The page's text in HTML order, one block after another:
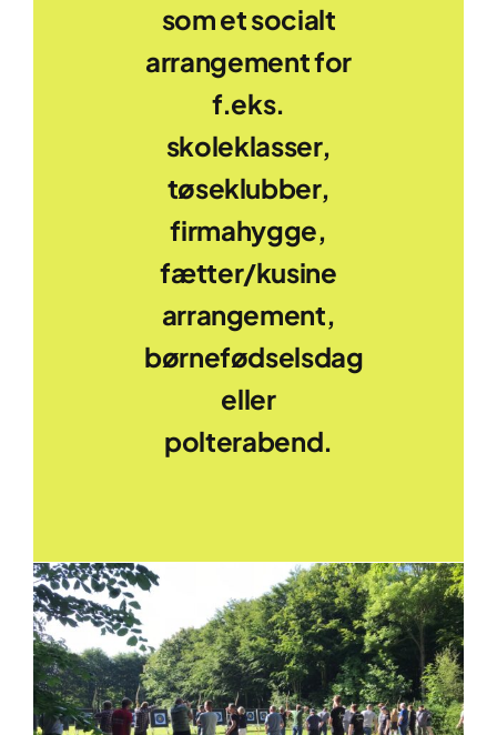
som et socialt
arrangement for
f.eks.
skoleklasser,
tøseklubber,
firmahygge,
fætter/kusine
arrangement,
børnefødselsdag
eller
polterabend.